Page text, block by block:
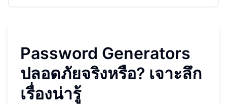
Password Generators
ปลอดภัยจริงหรือ? เจาะลึก
เรื่องน่ารู้